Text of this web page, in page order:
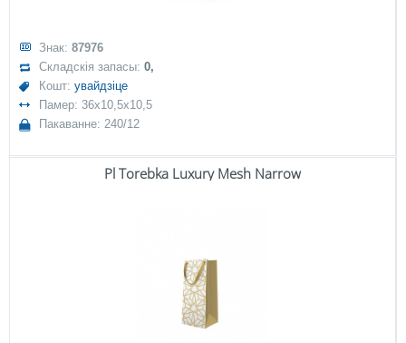
Знак:87976
Складскія запасы:0,
Кошт:увайдзіце
Памер: 36x10,5x10,5
Пакаванне: 240/12
Pl Torebka Luxury Mesh Narrow